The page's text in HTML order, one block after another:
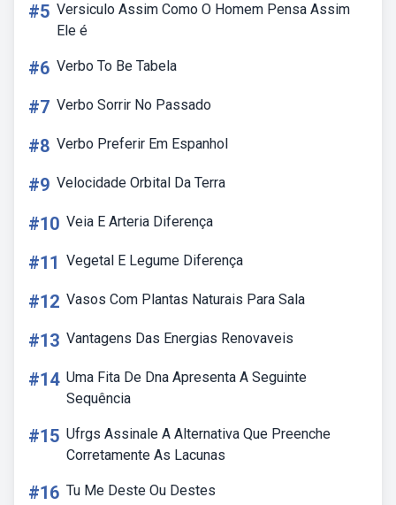
#5 Versiculo Assim Como O Homem Pensa Assim
Ele é
#6 Verbo To Be Tabela
#7 Verbo Sorrir No Passado
#8 Verbo Preferir Em Espanhol
#9 Velocidade Orbital Da Terra
#10 Veia E Arteria Diferença
#11 Vegetal E Legume Diferença
#12 Vasos Com Plantas Naturais Para Sala
#13 Vantagens Das Energias Renovaveis
#14 Uma Fita De Dna Apresenta A Seguinte
Sequência
#15 Ufrgs Assinale A Alternativa Que Preenche
Corretamente As Lacunas
#16 Tu Me Deste Ou Destes